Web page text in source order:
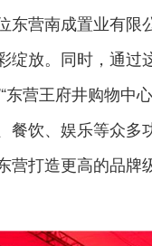
营南成置业有限
放。同时，通过
营王府井购物中
饮、娱乐等众多
打造更高的品牌